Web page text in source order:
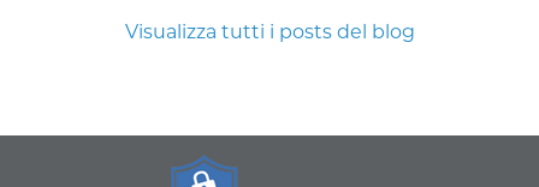
Visualizza tutti i posts del blog